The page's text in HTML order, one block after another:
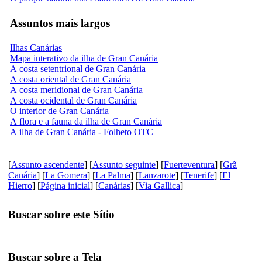
Assuntos mais largos
Ilhas Canárias
Mapa interativo da ilha de Gran Canária
A costa setentrional de Gran Canária
A costa oriental de Gran Canária
A costa meridional de Gran Canária
A costa ocidental de Gran Canária
O interior de Gran Canária
A flora e a fauna da ilha de Gran Canária
A ilha de Gran Canária - Folheto OTC
[Assunto ascendente] [Assunto seguinte] [Fuerteventura] [Grã
Canária] [La Gomera] [La Palma] [Lanzarote] [Tenerife] [El
Hierro] [Página inicial] [Canárias] [Via Gallica]
Buscar sobre este Sítio
Buscar sobre a Tela